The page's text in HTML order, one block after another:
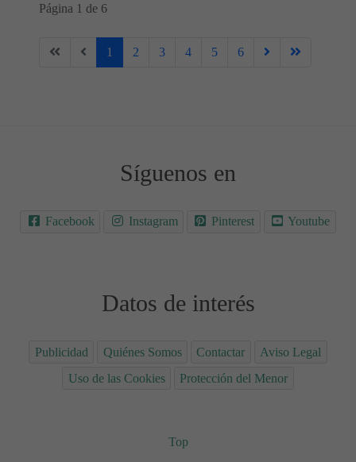
Página 1 de 6
1 2 3 4 5 6
Síguenos en
Facebook Instagram Pinterest Youtube
Datos de interés
Publicidad Quiénes Somos Contactar
Aviso Legal
Uso de las Cookies
Protección del Menor
Top